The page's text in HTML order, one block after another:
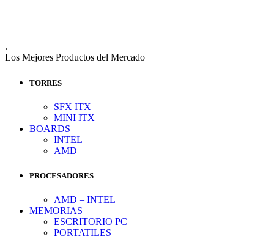
.
Los Mejores Productos del Mercado
TORRES
SFX ITX
MINI ITX
BOARDS
INTEL
AMD
PROCESADORES
AMD – INTEL
MEMORIAS
ESCRITORIO PC
PORTATILES